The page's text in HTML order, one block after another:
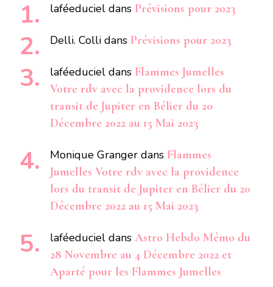
laféeduciel dans Prévisions pour 2023
Delli. Colli dans Prévisions pour 2023
laféeduciel dans Flammes Jumelles
Votre rdv avec la providence lors du
transit de Jupiter en Bélier du 20
Décembre 2022 au 15 Mai 2023
Monique Granger dans Flammes
Jumelles Votre rdv avec la providence
lors du transit de Jupiter en Bélier du 20
Décembre 2022 au 15 Mai 2023
laféeduciel dans Astro Hebdo Mémo du
28 Novembre au 4 Décembre 2022 et
Aparté pour les Flammes Jumelles